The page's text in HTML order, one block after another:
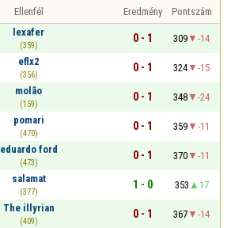
Ellenfél Eredmény
Pontszám
lexafer
(359)
0 - 1 309
-14
eflx2
(356)
0 - 1 324
-15
molão
(159)
0 - 1 348
-24
pomari
(470)
0 - 1 359
-11
eduardo ford
(473)
0 - 1 370
-11
salamat
(377)
1 - 0 353
17
The illyrian
(409)
0 - 1 367
-14